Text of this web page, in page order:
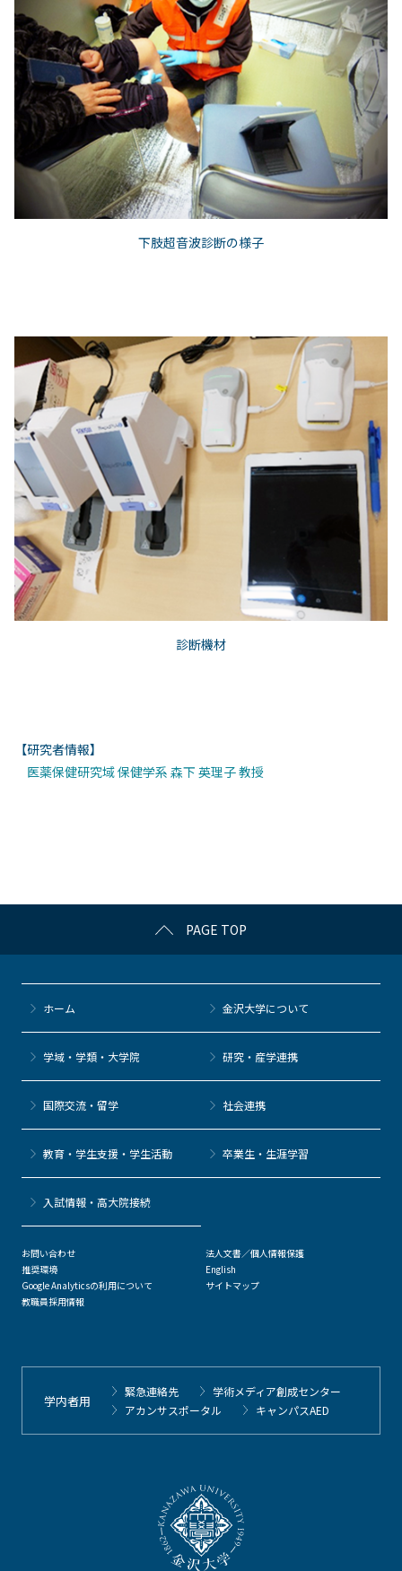
下肢超音波診断の様子
診断機材
【研究者情報】
医薬保健研究域 保健学系 森下 英理子 教授
PAGE TOP
ホーム 金沢大学について
学域・学類・大学院 研究・産学連携
国際交流・留学 社会連携
教育・学生支援・学生活動 卒業生・生涯学習
⼊試情報・高大院接続
お問い合わせ
推奨環境
Google Analyticsの利用について
教職員採用情報
法人文書／個人情報保護
English
サイトマップ
学内者用
緊急連絡先
学術メディア創成センター
アカンサスポータル
キャンパスAED